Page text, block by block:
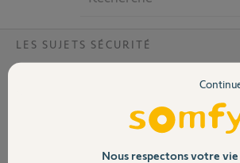
Volet
LES SUJETS SÉCURITÉ
ou trouver le nom du
je donne le nom du sous domaine ec le
s ouvre je suis sur les conditions de Somfy
alertes l état des piles que faire? merci pour
Nous respectons votre